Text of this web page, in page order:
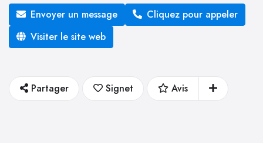
Envoyer un message
Cliquez pour appeler
Visiter le site web
Partager Signet Avis